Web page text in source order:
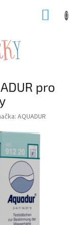
pro
AQUADUR